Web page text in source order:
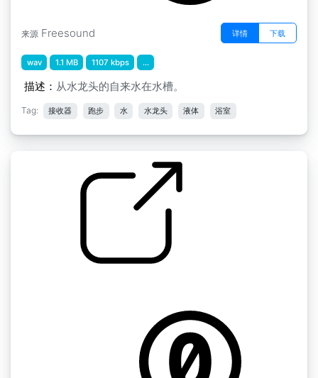
来源 Freesound 详情 下载
wav 1.1 MB 1107 kbps ...
描述： 从水龙头的自来水在水槽。
Tag: 接收器 跑步 水 水龙头 液体 浴室